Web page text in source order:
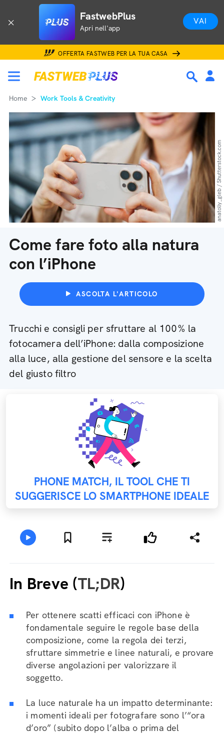
FastwebPlus
Apri nell'app
VAI
OFFERTA FASTWEB PER LA TUA CASA
Home Work Tools & Creativity
Come fare foto alla natura
con l’iPhone
ASCOLTA L'ARTICOLO
Trucchi e consigli per sfruttare al 100% la
fotocamera dell’iPhone: dalla composizione
alla luce, alla gestione del sensore e la scelta
del giusto filtro
anatoliy_gleb / Shutterstock.com
PHONE MATCH, IL TOOL CHE TI
SUGGERISCE LO SMARTPHONE IDEALE
In Breve (TL;DR)
Per ottenere scatti efficaci con iPhone è
fondamentale seguire le regole base della
composizione, come la regola dei terzi,
sfruttare simmetrie e linee naturali, e provare
diverse angolazioni per valorizzare il
soggetto.
La luce naturale ha un impatto determinante:
i momenti ideali per fotografare sono l’“ora
d’oro” (subito dopo l’alba o prima del